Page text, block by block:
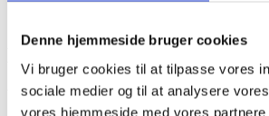
Denne hjemmeside bruger cookies
Vi bruger cookies til at tilpasse vores
sociale medier og til at analysere
vores hjemmeside med vores
Kontakt vores kundeservice
Vi er klar til at hjælpe dig